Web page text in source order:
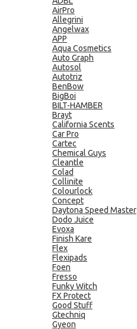
AirPro
Allegrini
Angelwax
APP
Aqua Cosmetics
Auto Graph
Autosol
Autotriz
BenBow
BigBoi
BILT-HAMBER
Brayt
California Scents
Car Pro
Cartec
Chemical Guys
Cleantle
Colad
Collinite
Colourlock
Concept
Daytona Speed Master
Dodo Juice
Evoxa
Finish Kare
Flex
Flexipads
Foen
Fresso
Funky Witch
FX Protect
Good Stuff
Gtechniq
Gyeon